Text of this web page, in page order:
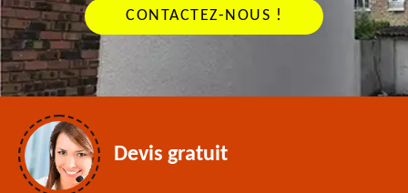
CONTACTEZ-NOUS !
Devis gratuit